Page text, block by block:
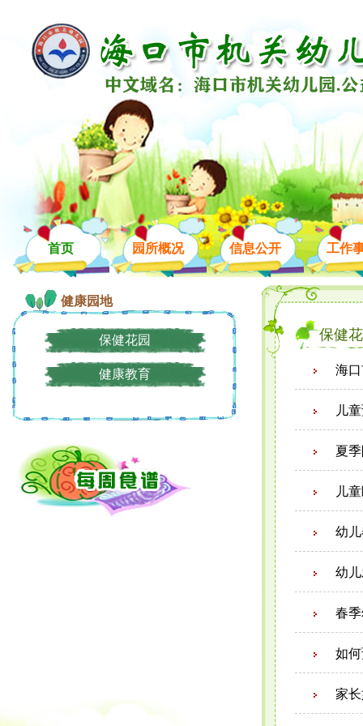
首页 园所概况 信息公开 工作
健康园地
保健花园
健康教育
保健
海
儿
夏
儿
幼
幼
春
如
家